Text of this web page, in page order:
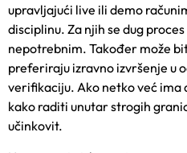
upravljajući live ili demo
disciplinu. Za njih se dug
nepotrebnim. Također može
preferiraju izravno izvršenje u
verifikaciju. Ako netko već ima
kako raditi unutar strogih
učinkovit.